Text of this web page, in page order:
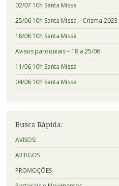
02/07 10h Santa Missa
25/06 10h Santa Missa – Crisma 2023.
18/06 10h Santa Missa
Avisos paroquiais – 18 a 25/06
11/06 10h Santa Missa
04/06 10h Santa Missa
Busca Rápida:
AVISOS:
ARTIGOS
PROMOÇÕES